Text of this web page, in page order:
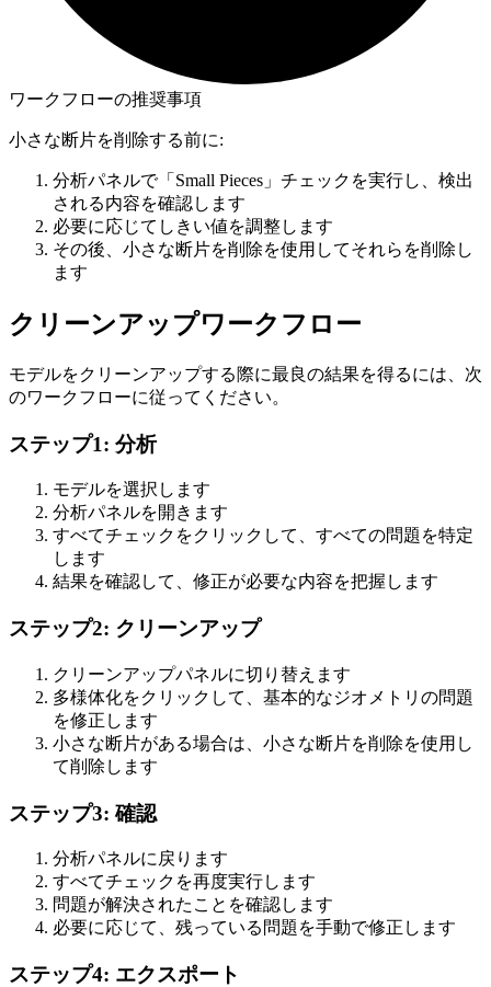
ワークフローの推奨事項
小さな断片を削除する前に:
分析パネルで「Small Pieces」チェックを実行し、検出
される内容を確認します
必要に応じてしきい値を調整します
その後、小さな断片を削除を使用してそれらを削除し
ます
クリーンアップワークフロー
モデルをクリーンアップする際に最良の結果を得るには、次
のワークフローに従ってください。
ステップ1: 分析
モデルを選択します
分析パネルを開きます
すべてチェック をクリックして、すべての問題を特定
します
結果を確認して、修正が必要な内容を把握します
ステップ2: クリーンアップ
クリーンアップパネルに切り替えます
多様体化をクリックして、基本的なジオメトリの問題
を修正します
小さな断片がある場合は、 小さな断片を削除を使用し
て削除します
ステップ3: 確認
分析パネルに戻ります
すべてチェック を再度実行します
問題が解決されたことを確認します
必要に応じて、残っている問題を手動で修正します
ステップ4: エクスポート